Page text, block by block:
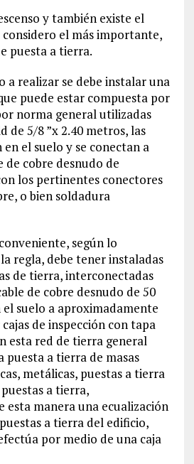
y también existe el
el más importante,
puesta a tierra.
a realizar se debe instalar una
puede estar compuesta por
norma general utilizadas
de 5/8 ”x 2.40 metros, las
el suelo y se conectan a
de cobre desnudo de
los pertinentes conectores
o bien soldadura
según lo
regla, debe tener instaladas
de tierra, interconectadas
de cobre desnudo de 50
suelo a aproximadamente
de inspección con tapa
esta red de tierra general
puesta a tierra de masas
metálicas, puestas a tierra
a tierra,
esta manera una ecualización
a tierra del edificio,
por medio de una caja